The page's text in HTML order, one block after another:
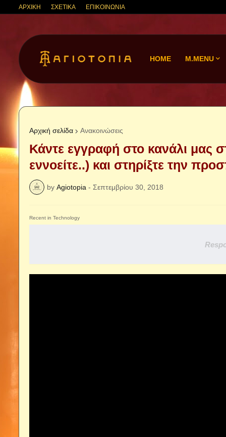
ΑΡΧΙΚΗ ΣΧΕΤΙΚΑ ΕΠΙΚΟΙΝΩΝΙΑ
HOME M.MENU
Αρχική σελίδα Ανακοινώσεις
Κάντε εγγραφή στο κανάλι μας
εννοείτε..) και στηρίξτε την
by Agiotopia - Σεπτεμβρίου 30, 2018
Recent in Technology